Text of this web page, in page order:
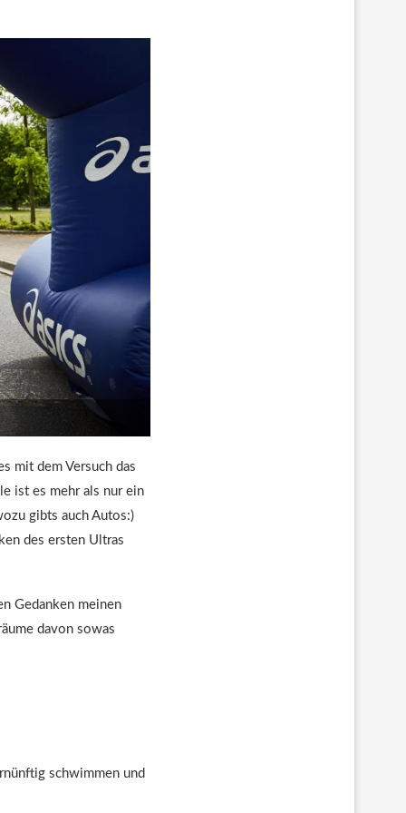
mit dem Versuch das
ist es mehr als nur ein
gibts auch Autos:)
des ersten Ultras
Gedanken meinen
davon sowas
schwimmen und